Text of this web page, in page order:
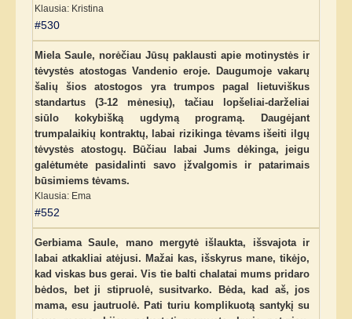
Klausia: Kristina
#530
Miela Saule, norėčiau Jūsų paklausti apie motinystės ir
tėvystės atostogas Vandenio eroje. Daugumoje vakarų
šalių šios atostogos yra trumpos pagal lietuviškus
standartus (3-12 mėnesių), tačiau lopšeliai-darželiai
siūlo kokybišką ugdymą programą. Daugėjant
trumpalaikių kontraktų, labai rizikinga tėvams išeiti ilgų
tėvystės atostogų. Būčiau labai Jums dėkinga, jeigu
galėtumėte pasidalinti savo įžvalgomis ir patarimais
būsimiems tėvams.
Klausia: Ema
#552
Gerbiama Saule, mano mergytė išlaukta, išsvajota ir
labai atkakliai atėjusi. Mažai kas, išskyrus mane, tikėjo,
kad viskas bus gerai. Vis tie balti chalatai mums pridaro
bėdos, bet ji stipruolė, susitvarko. Bėda, kad aš, jos
mama, esu jautruolė. Pati turiu komplikuotą santykį su